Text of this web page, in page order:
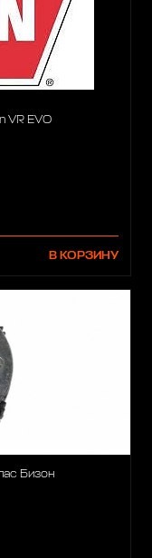
VR EVO
В КОРЗИНУ
Бизон